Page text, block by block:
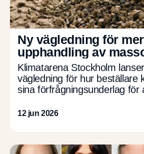
Ny vägledning för
upphandling av
AMA-koder
Klimatarena Stockholm
vägledning för hur beställare
sina förfrågningsunderlag för
Vägledningen har utvecklats
12 jun 2026